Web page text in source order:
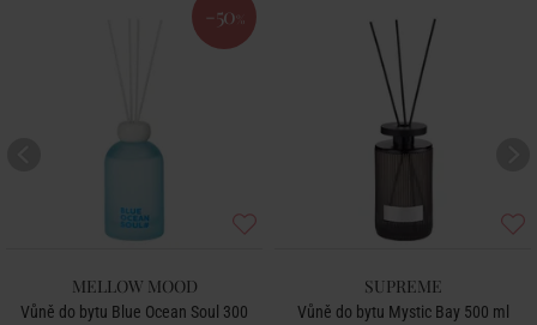
-50 %
MELLOW MOOD
Vůně do bytu Blue Ocean Soul 300
SUPREME
Vůně do bytu Mystic Bay 500 ml